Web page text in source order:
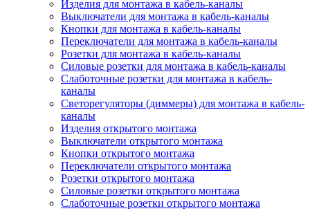
Изделия для монтажа в кабель-каналы
Выключатели для монтажа в кабель-каналы
Кнопки для монтажа в кабель-каналы
Переключатели для монтажа в кабель-каналы
Розетки для монтажа в кабель-каналы
Силовые розетки для монтажа в кабель-каналы
Слаботочные розетки для монтажа в кабель-
каналы
Светорегуляторы (диммеры) для монтажа в кабель-
каналы
Изделия открытого монтажа
Выключатели открытого монтажа
Кнопки открытого монтажа
Переключатели открытого монтажа
Розетки открытого монтажа
Силовые розетки открытого монтажа
Слаботочные розетки открытого монтажа